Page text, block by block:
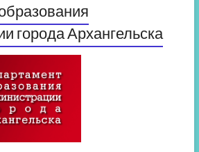
города Архангельска